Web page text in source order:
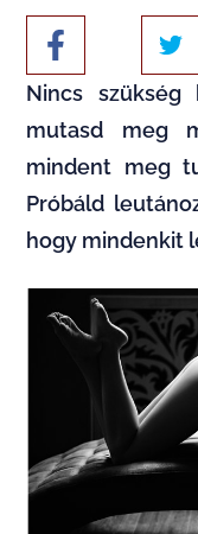
Nincs szükség
mutasd meg
mindent meg
Próbáld
hogy mindenkit